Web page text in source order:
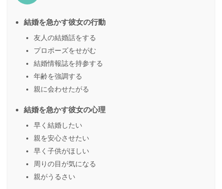
結婚を急かす彼女の行動
友人の結婚話をする
プロポーズをせがむ
結婚情報誌を持参する
年齢を強調する
親に会わせたがる
結婚を急かす彼女の心理
早く結婚したい
親を安心させたい
早く子供がほしい
周りの目が気になる
親がうるさい